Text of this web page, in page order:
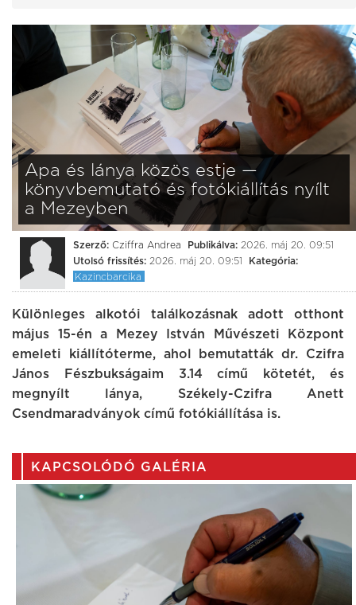
Apa és lánya közös estje —
könyvbemutató és fotókiállítás nyílt
a Mezeyben
Szerző: Cziffra Andrea Publikálva: 2026. máj 20. 09:51
Utolsó frissítés: 2026. máj 20. 09:51
Kategória:
Kazincbarcika
Különleges alkotói találkozásnak adott otthont
május 15-én a Mezey István Művészeti Központ
emeleti kiállítóterme, ahol bemutatták dr. Czifra
János Fészbukságaim 3.14 című kötetét, és
megnyílt lánya, Székely-Czifra Anett
Csendmaradványok című fotókiállítása is.
KAPCSOLÓDÓ GALÉRIA